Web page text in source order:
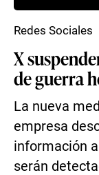
X
de guerra
La nueva
empresa
información
serán
Redes Sociales